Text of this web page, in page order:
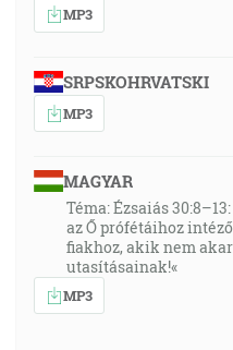
MP3
SRPSKOHRVATSKI
MP3
MAGYAR
Téma: Ézsaiás
az Ő prófétáihoz
fiakhoz, akik nem
utasításainak!«
MP3